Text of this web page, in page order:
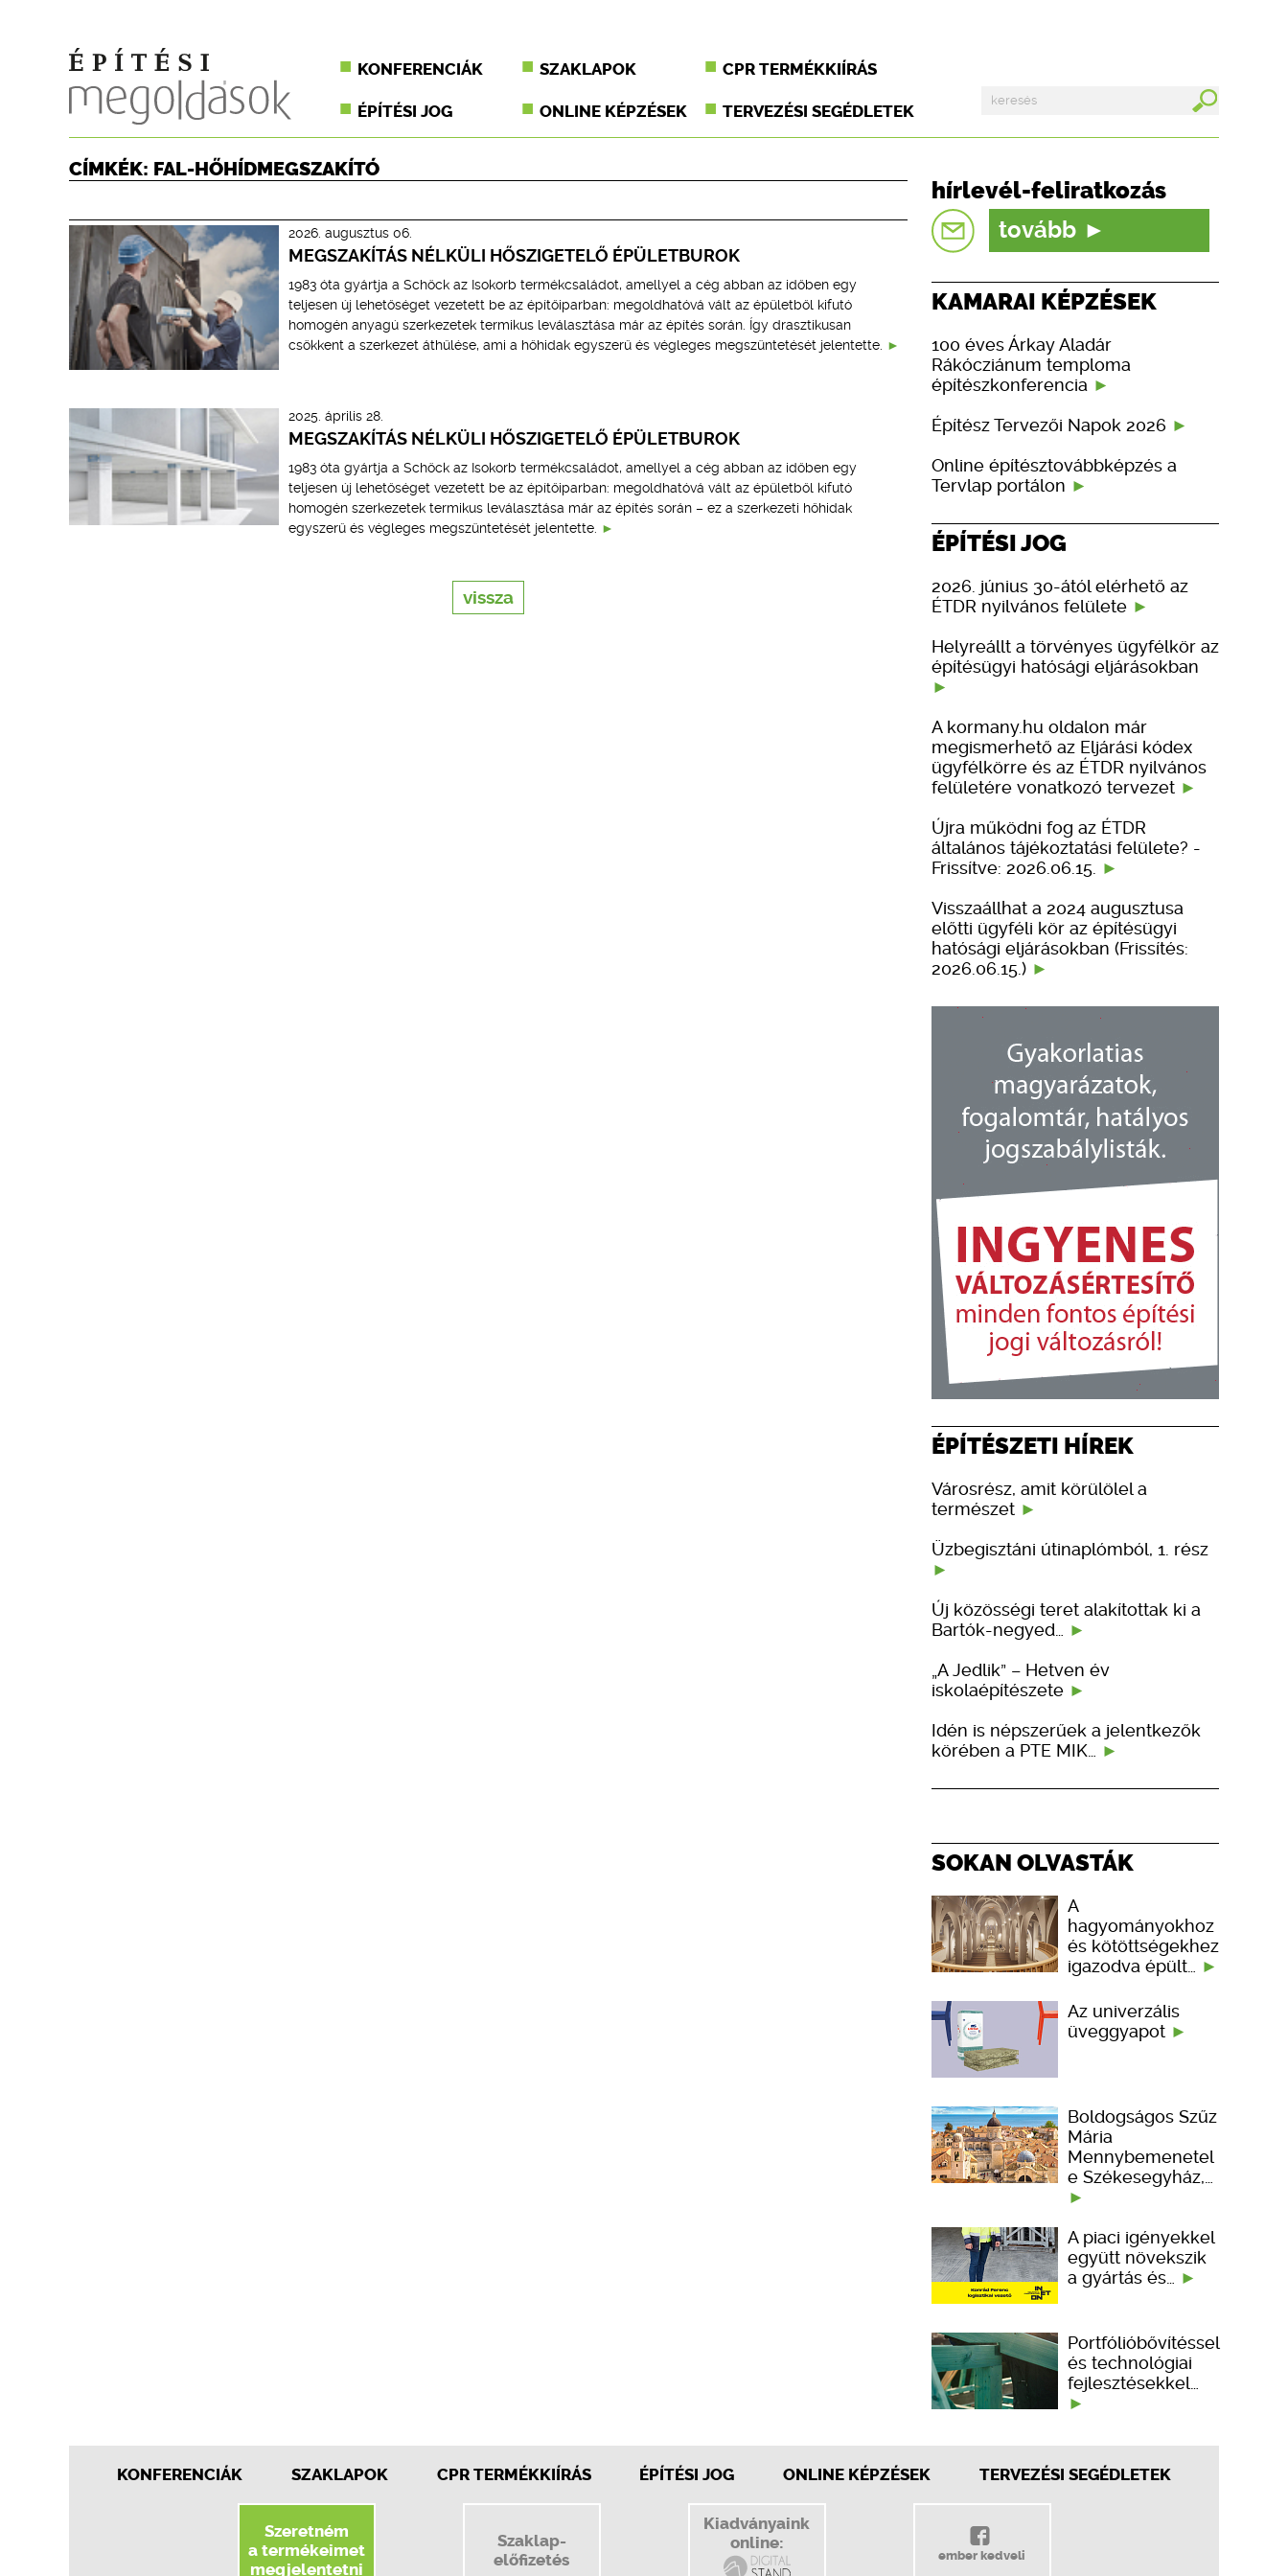
KONFERENCIÁK SZAKLAPOK CPR TERMÉKKIÍRÁS
ÉPÍTÉSI JOG ONLINE KÉPZÉSEK TERVEZÉSI SEGÉDLETEK
CÍMKÉK: FAL-HŐHÍDMEGSZAKÍTÓ
2026. augusztus 06.
MEGSZAKÍTÁS NÉLKÜLI HŐSZIGETELŐ ÉPÜLETBUROK
1983 óta gyártja a Schöck az Isokorb termékcsaládot, amellyel a cég abban az időben egy
teljesen új lehetőséget vezetett be az építőiparban: megoldhatóvá vált az épületből kifutó
homogén anyagú szerkezetek termikus leválasztása már az építés során. Így drasztikusan
csökkent a szerkezet áthűlése, ami a hőhidak egyszerű és végleges megszüntetését jelentette.
2025. április 28.
MEGSZAKÍTÁS NÉLKÜLI HŐSZIGETELŐ ÉPÜLETBUROK
1983 óta gyártja a Schöck az Isokorb termékcsaládot, amellyel a cég abban az időben egy
teljesen új lehetőséget vezetett be az építőiparban: megoldhatóvá vált az épületből kifutó
homogén szerkezetek termikus leválasztása már az építés során – ez a szerkezeti hőhidak
egyszerű és végleges megszüntetését jelentette.
vissza
hírlevél-feliratkozás
tovább
KAMARAI KÉPZÉSEK
100 éves Árkay Aladár
Rákócziánum temploma
építészkonferencia
Építész Tervezői Napok 2026
Online építésztovábbképzés a
Tervlap portálon
ÉPÍTÉSI JOG
2026. június 30-ától elérhető az
ÉTDR nyilvános felülete
Helyreállt a törvényes ügyfélkör az
építésügyi hatósági eljárásokban
A kormany.hu oldalon már
megismerhető az Eljárási kódex
ügyfélkörre és az ÉTDR nyilvános
felületére vonatkozó tervezet
Újra működni fog az ÉTDR
általános tájékoztatási felülete? -
Frissítve: 2026.06.15.
Visszaállhat a 2024 augusztusa
előtti ügyféli kör az építésügyi
hatósági eljárásokban (Frissítés:
2026.06.15.)
ÉPÍTÉSZETI HÍREK
Városrész, amit körülölel a
természet
Üzbegisztáni útinaplómból, 1. rész
Új közösségi teret alakítottak ki a
Bartók-negyed…
„A Jedlik” – Hetven év
iskolaépítészete
Idén is népszerűek a jelentkezők
körében a PTE MIK…
SOKAN OLVASTÁK
A
hagyományokhoz
és kötöttségekhez
igazodva épült…
Az univerzális
üveggyapot
Boldogságos Szűz
Mária
Mennybemenetel
e Székesegyház,…
A piaci igényekkel
együtt növekszik
a gyártás és…
Portfólióbővítéssel
és technológiai
fejlesztésekkel…
KONFERENCIÁK SZAKLAPOK CPR TERMÉKKIÍRÁS ÉPÍTÉSI JOG ONLINE KÉPZÉSEK TERVEZÉSI SEGÉDLETEK
Szeretném
a termékeimet
megjelentetni
Szaklap-
előfizetés
Kiadványaink
online:
ember kedveli